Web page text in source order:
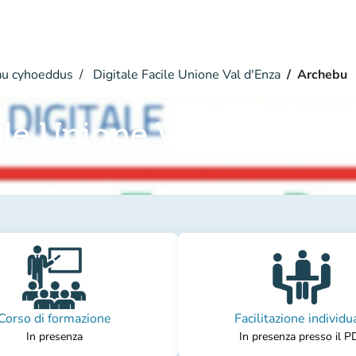
cyhoeddus Digitale Facile Unione Val d'Enza Archebu
Unione Val d'Enza
di formazione
In presenza
Facilitazione
In presenza presso il